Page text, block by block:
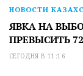
НОВОСТИ
ЯВКА НА
ПРЕВЫСИТЬ
СЕГОДНЯ В 11:16